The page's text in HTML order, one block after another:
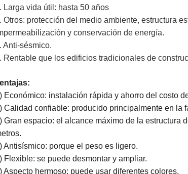
Larga vida útil: hasta 50 años
Otros: protección del medio ambiente, estructura
y conservación de energía.
Anti-sésmico.
Rentable que los edificios tradicionales de
Económico: instalación rápida y ahorro del costo
Calidad confiable: producido principalmente en la
Gran espacio: el alcance máximo de la estructura
Antisísmico: porque el peso es ligero.
Flexible: se puede desmontar y ampliar.
Aspecto hermoso: puede usar diferentes colores.